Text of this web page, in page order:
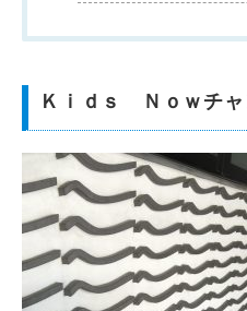
Ｋｉｄｓ Ｎｏｗチ